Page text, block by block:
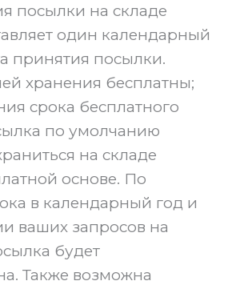
посылки на складе
один календарный
принятия посылки.
хранения бесплатны;
срока бесплатного
по умолчанию
на складе
основе. По
в календарный год и
ваших запросов на
будет
Также возможна